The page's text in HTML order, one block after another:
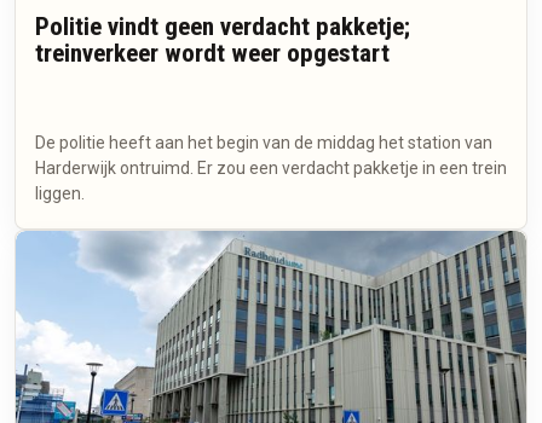
Politie vindt geen verdacht pakketje;
treinverkeer wordt weer opgestart
De politie heeft aan het begin van de middag het station van
Harderwijk ontruimd. Er zou een verdacht pakketje in een trein
liggen.